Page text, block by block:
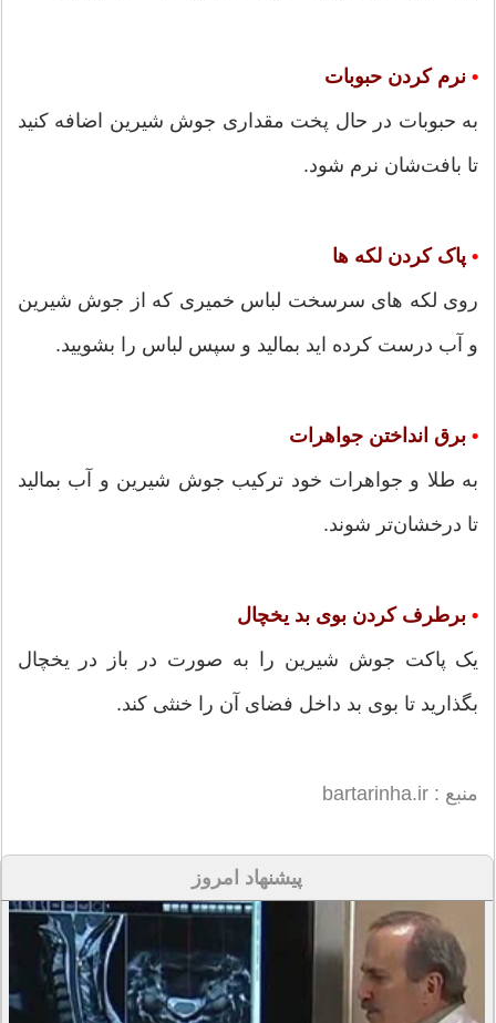
• نرم کردن حبوبات
به حبوبات در حال پخت مقداری جوش شیرین اضافه کنید
تا بافت‌شان نرم شود.
• پاک کردن لکه ها
روی لکه های سرسخت لباس خمیری که از جوش شیرین
و آب درست کرده اید بمالید و سپس لباس را بشویید.
• برق انداختن جواهرات
به طلا و جواهرات خود ترکیب جوش شیرین و آب بمالید
تا درخشان‌تر شوند.
• برطرف کردن بوی بد یخچال
یک پاکت جوش شیرین را به صورت در باز در یخچال
بگذارید تا بوی بد داخل فضای آن را خنثی کند.
منبع : bartarinha.ir
پیشنهاد امروز